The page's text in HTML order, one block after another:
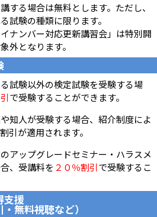
する場合は無料とします。ただし、
試験の種類に限ります。
イナンバー対応更新講習会」は特別開
外となります。
試験以外の検定試験を受験する場
で受験することができます。
知人が受験する場合、紹介制度によ
引が適用されます。
アップグレードセミナー・ハラスメ
、受講料を ２０％割引で受験するこ
支援
無料視聴など）